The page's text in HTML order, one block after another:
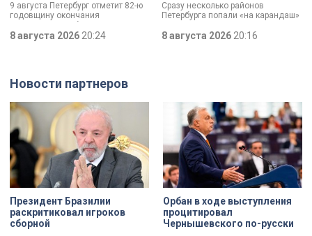
9 августа Петербург отметит 82-ю
годовщину окончания
воинской славы, который был
8 августа 2026 20:24
Сразу несколько районов
Петербурга попали «на карандаш»
парковкой во дворах. За два
8 августа 2026 20:16
Новости партнеров
Президент Бразилии
раскритиковал игроков
сборной
Орбан в ходе выступления
процитировал
Чернышевского по-русски